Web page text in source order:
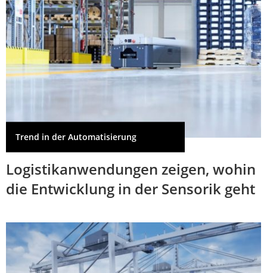
Trend in der Automatisierung
Logistikanwendungen zeigen, wohin
die Entwicklung in der Sensorik geht